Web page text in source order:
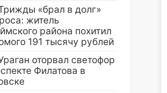
«брал в долг»
житель
района похитил
191 тысячу рублей
оторвал светофор
Филатова в